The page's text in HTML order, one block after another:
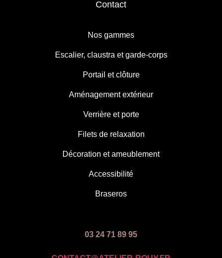
Contact
Nos gammes
Escalier, claustra et garde-corps
Portail et clôture
Aménagement extérieur
Verrière et porte
Filets de relaxation
Décoration et ameublement
Accessibilité
Braseros
03 24 71 89 95